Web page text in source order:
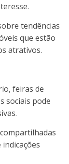
tendências
que estão
atrativos.
feiras de
sociais pode